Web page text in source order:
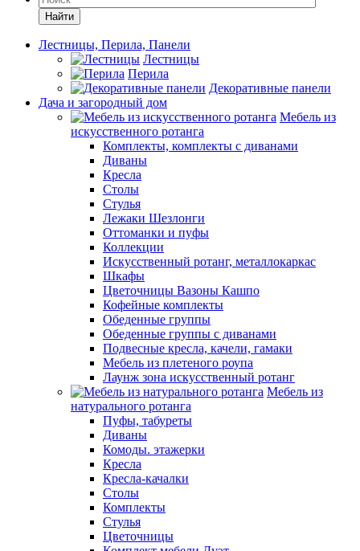
Найти
Лестницы, Перила, Панели
Лестницы
Перила
Декоративные панели
Дача и загородный дом
Мебель из
искусственного ротанга
Комплекты, комплекты с диванами
Диваны
Кресла
Столы
Стулья
Лежаки Шезлонги
Оттоманки и пуфы
Коллекции
Искусственный ротанг, металлокаркас
Шкафы
Цветочницы Вазоны Кашпо
Кофейные комплекты
Обеденные группы
Обеденные группы с диванами
Подвесные кресла, качели, гамаки
Мебель из плетеного роупа
Лаунж зона искусственный ротанг
Мебель из
натурального ротанга
Пуфы, табуреты
Диваны
Комоды. этажерки
Кресла
Кресла-качалки
Столы
Комплекты
Стулья
Цветочницы